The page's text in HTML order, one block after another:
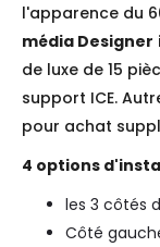
l'apparence du
média Designer
de luxe de 15
support ICE.
pour achat
4 options
les 3 côtés
Côté